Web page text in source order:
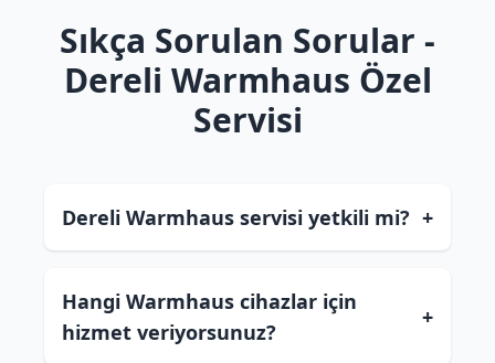
Sıkça Sorulan Sorular -
Dereli Warmhaus Özel
Servisi
Dereli Warmhaus servisi yetkili mi? +
Hangi Warmhaus cihazlar için
hizmet veriyorsunuz?
+